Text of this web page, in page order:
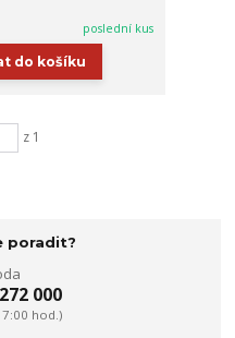
poslední kus
do košíku
z 1
poradit?
000
hod.)